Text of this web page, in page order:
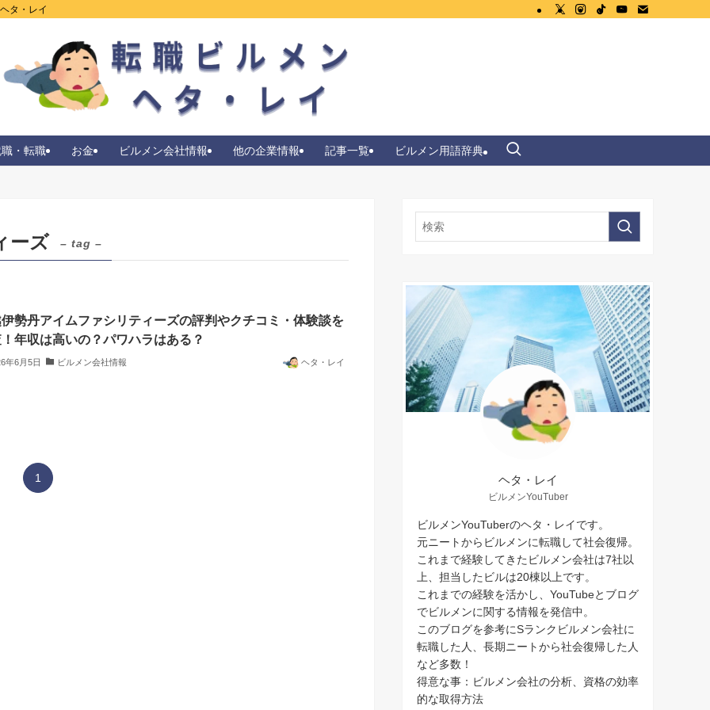
タ・レイ
・転職 お金 ビルメン会社情報 他の企業情報 記事一覧 ビルメン用語辞典
ーズ – tag –
勢丹アイムファシリティーズの評判やクチコミ・体験談を
年収は高いの？パワハラはある？
年6月5日 ビルメン会社情報 ヘタ・レイ
1 ヘタ・レイ
ビルメンYouTuber
ビルメンYouTuberのヘタ・レイです。
元ニートからビルメンに転職して社会復帰。
これまで経験してきたビルメン会社は7社以
上、担当したビルは20棟以上です。
これまでの経験を活かし、YouTubeとブログ
でビルメンに関する情報を発信中。
このブログを参考にSランクビルメン会社に
転職した人、長期ニートから社会復帰した人
など多数！
得意な事：ビルメン会社の分析、資格の効率
的な取得方法